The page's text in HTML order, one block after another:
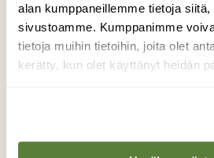
alan kumppaneillemme tietoja
sivustoamme. Kumppanimme
tietoja muihin tietoihin, joita olet
kerätty, kun olet käyttänyt heidän
Kesää
Salon
Valokuvaaja: Terttu